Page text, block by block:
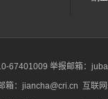
67401009 举报邮箱：
箱：jiancha@cri.cn 互联